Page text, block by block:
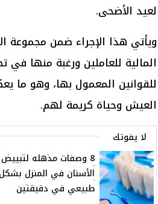
لعيد الأضحى.
ويأتي هذا الإجراء ضمن مجموعة
المالية للعاملين ورغبة منها في
للقوانين المعمول بها، وهو ما
العيش وحياة كريمة لهم.
لا يفوتك
8 وصفات مذهله لتبييض
الأسنان في المنزل
طبيعي في دقيقتين